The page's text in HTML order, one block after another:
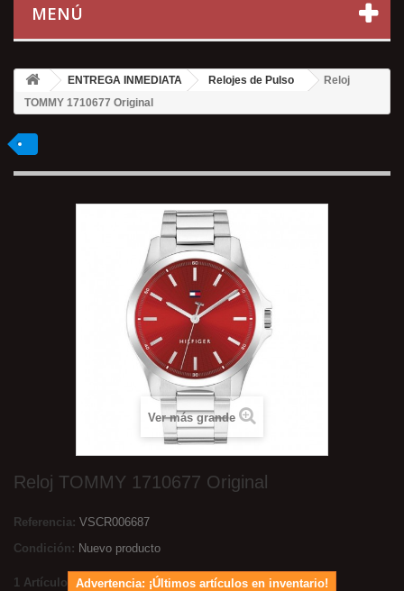
MENÚ
ENTREGA INMEDIATA Relojes de Pulso
Reloj
TOMMY 1710677 Original
Ver más grande
Reloj TOMMY 1710677 Original
Referencia: VSCR006687
Condición: Nuevo producto
1 Artículo Advertencia: ¡Últimos artículos en inventario!